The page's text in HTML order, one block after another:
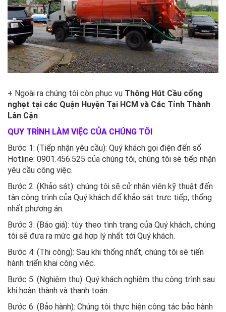
+ Ngoài ra chúng tôi còn phục vụ Thông Hút Cầu cống
nghẹt tại các Quận Huyện Tại HCM và Các Tỉnh Thành
Lân Cận
QUY TRÌNH LÀM VIỆC CỦA CHÚNG TÔI
Bước 1: (Tiếp nhận yêu cầu): Quý khách gọi điện đến số
Hotline: 0901.456.525 của chúng tôi, chúng tôi sẽ tiếp nhận
yêu cầu công việc.
Bước 2: (Khảo sát): chúng tôi sẽ cử nhân viên kỹ thuật đến
tận công trình của Quý khách để khảo sát trực tiếp, thống
nhất phương án.
Bước 3: (Báo giá): tùy theo tình trạng của Quý khách, chúng
tôi sẽ đưa ra mức giá hợp lý nhất tới Quý khách.
Bước 4: (Thi công): Sau khi thống nhất, chúng tôi sẽ tiến
hành triển khai công việc.
Bước 5: (Nghiệm thu): Quý khách nghiệm thu công trình sau
khi hoàn thành và thanh toán.
Bước 6: (Bảo hành): Chúng tôi thực hiện công tác bảo hành